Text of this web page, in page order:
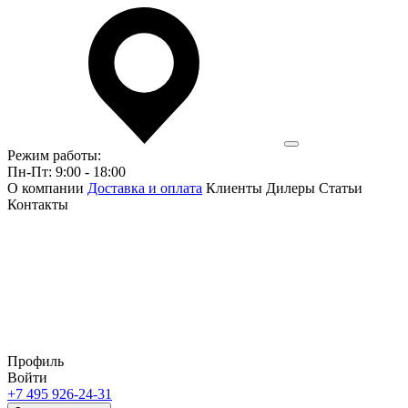
Режим работы:
Пн-Пт: 9:00 - 18:00
О компании Доставка и оплата Клиенты Дилеры Статьи
Контакты
Профиль
Войти
+7 495 926-24-31